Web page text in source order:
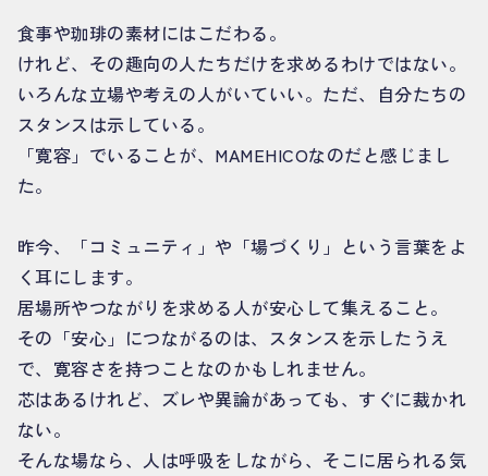
食事や珈琲の素材にはこだわる。
けれど、その趣向の人たちだけを求めるわけではない。
いろんな立場や考えの人がいていい。ただ、自分たちの
スタンスは示している。
「寛容」でいることが、MAMEHICOなのだと感じまし
た。
昨今、「コミュニティ」や「場づくり」という言葉をよ
く耳にします。
居場所やつながりを求める人が安心して集えること。
その「安心」につながるのは、スタンスを示したうえ
で、寛容さを持つことなのかもしれません。
芯はあるけれど、ズレや異論があっても、すぐに裁かれ
ない。
そんな場なら、人は呼吸をしながら、そこに居られる気